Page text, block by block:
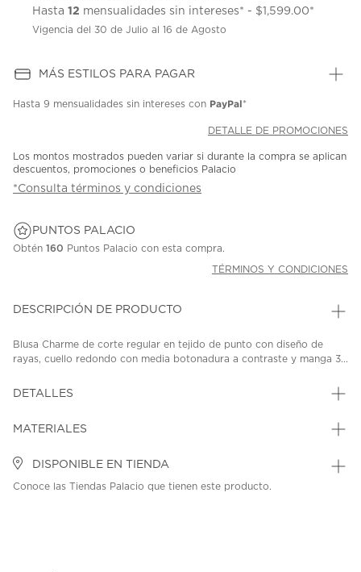
Hasta 12 mensualidades sin intereses* - $1,599.00*
Vigencia del 30 de Julio al 16 de Agosto
MÁS ESTILOS PARA PAGAR
Hasta 9 mensualidades sin intereses con PayPal*
DETALLE DE PROMOCIONES
Los montos mostrados pueden variar si durante la compra se aplican
descuentos, promociones o beneficios Palacio
*Consulta términos y condiciones
PUNTOS PALACIO
Obtén 160 Puntos Palacio con esta compra.
TÉRMINOS Y CONDICIONES
DESCRIPCIÓN DE PRODUCTO
Blusa Charme de corte regular en tejido de punto con diseño de
rayas, cuello redondo con media botonadura a contraste y manga 3...
DETALLES
MATERIALES
DISPONIBLE EN TIENDA
Conoce las Tiendas Palacio que tienen este producto.